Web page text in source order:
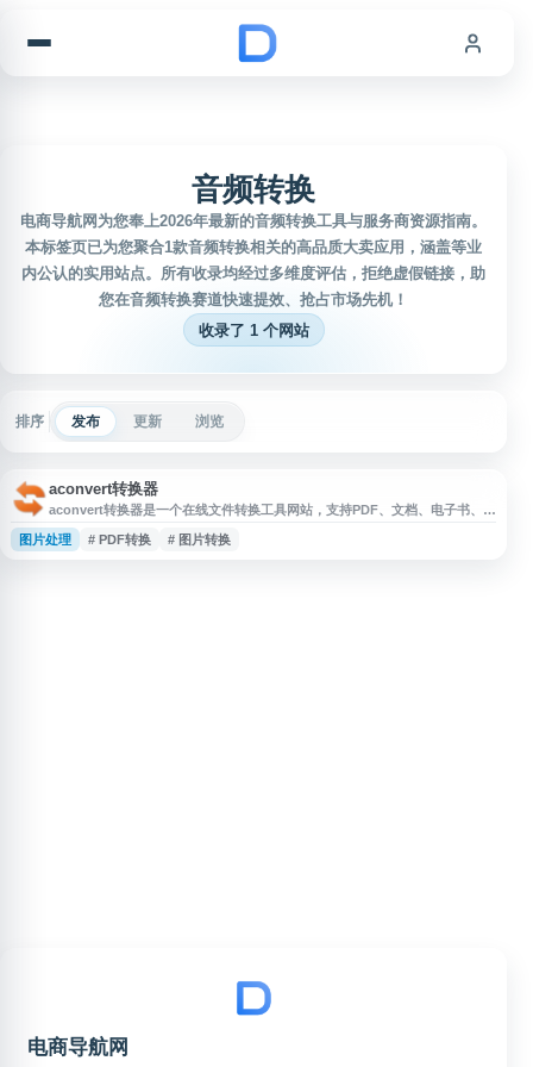
音频转换
电商导航网为您奉上2026年最新的音频转换工具与服务商资源指南。
本标签页已为您聚合1款音频转换相关的高品质大卖应用，涵盖等业
内公认的实用站点。所有收录均经过多维度评估，拒绝虚假链接，助
您在音频转换赛道快速提效、抢占市场先机！
收录了 1 个网站
排序 发布 更新 浏览
aconvert转换器
aconvert转换器是一个在线文件转换工具网站，支持PDF、文档、电子书、图
像、视频、音频等多种格式的在线转换。用户可通过网页上传文件并选择目标
格式进行处理，适用于日常办公、学习和多媒体文件格式转换需求。网站提供
图片处理 # PDF转换 # 图片转换
电商导航网